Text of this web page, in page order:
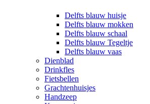
Delfts blauw huisje
Delfts blauw mokken
Delfts blauw schaal
Delfts blauw Tegeltje
Delfts blauw vaas
Dienblad
Drinkfles
Fietsbellen
Grachtenhuisjes
Handzeep